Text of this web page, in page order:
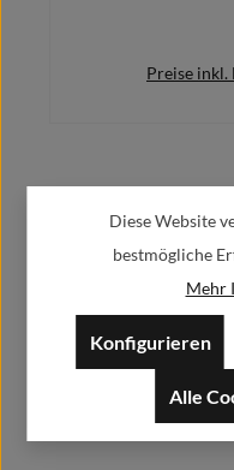
Preise inkl.
Diese Website
bestmögliche
Mehr
Konfigurieren
Alle